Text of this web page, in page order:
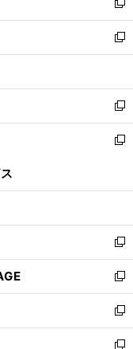
ド
ウ
で
開
ィ
ン
ド
ウ
開
く
い
ウ
ィ
ン
ウ
で
開
く
新
し
い
ウ
ン
ド
ウ
で
新
し
ウ
ィ
ン
ド
開
新
し
い
ン
ウ
で
開
く
新
ウ
ン
ド
ウ
で
開
く
新
し
い
ウ
ィ
ン
ド
新
し
い
ウ
新
し